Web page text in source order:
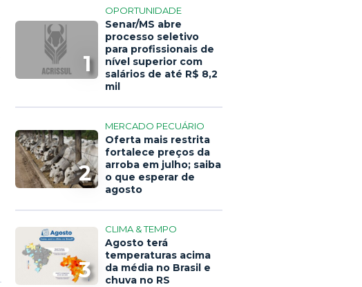
1
OPORTUNIDADE
Senar/MS abre
processo seletivo
para profissionais de
nível superior com
salários de até R$ 8,2
mil
2
MERCADO PECUÁRIO
Oferta mais restrita
fortalece preços da
arroba em julho; saiba
o que esperar de
agosto
3
CLIMA & TEMPO
Agosto terá
temperaturas acima
da média no Brasil e
chuva no RS